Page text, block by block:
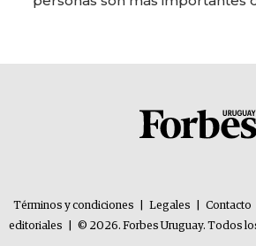
Términos y condiciones Legales Contacto
editoriales
© 2026. Forbes Uruguay. Todos